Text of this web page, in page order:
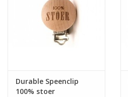
Durable Speenclip
100% stoer